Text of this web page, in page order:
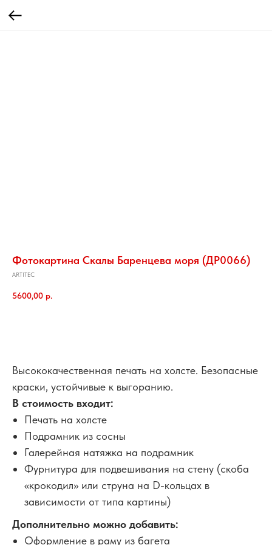
Фотокартина Скалы Баренцева моря (ДР0066)
ARTITEC
5600,00 р.
Высококачественная печать на холсте. Безопасные
краски, устойчивые к выгоранию.
В стоимость входит:
Печать на холсте
Подрамник из сосны
Галерейная натяжка на подрамник
Фурнитура для подвешивания на стену (скоба
«крокодил» или струна на D-кольцах в
зависимости от типа картины)
Дополнительно можно добавить:
Оформление в раму из багета